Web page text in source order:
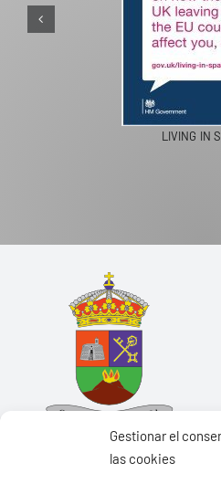
Gestionar el
las cookies
LIVING IN